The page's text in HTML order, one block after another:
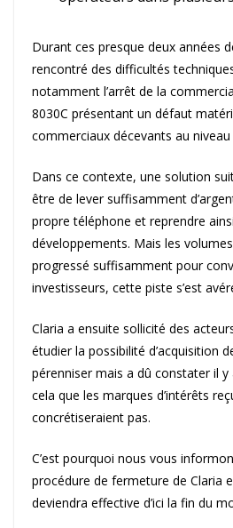
Durant ces presque deux années
rencontré des difficultés
notamment l’arrêt de la
8030C présentant un défaut
commerciaux décevants au
Dans ce contexte, une solution
être de lever suffisamment
propre téléphone et reprendre
développements. Mais les
progressé suffisamment pour
investisseurs, cette piste s’est
Claria a ensuite sollicité des
étudier la possibilité d’acquisition
pérenniser mais a dû constater il
cela que les marques d’intérêts
concrétiseraient pas.
C’est pourquoi nous vous
procédure de fermeture de Claria
deviendra effective d’ici la fin du